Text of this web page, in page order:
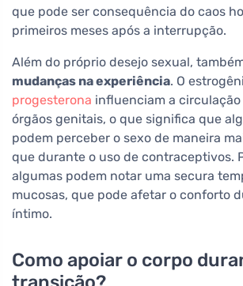
que pode ser consequência do caos
primeiros meses após a interrupção.
Além do próprio desejo sexual,
mudanças na experiência. O
progesterona influenciam a
órgãos genitais, o que significa que
podem perceber o sexo de maneira
que durante o uso de contraceptivos.
algumas podem notar uma secura
mucosas, que pode afetar o conforto
íntimo.
Como apoiar o corpo